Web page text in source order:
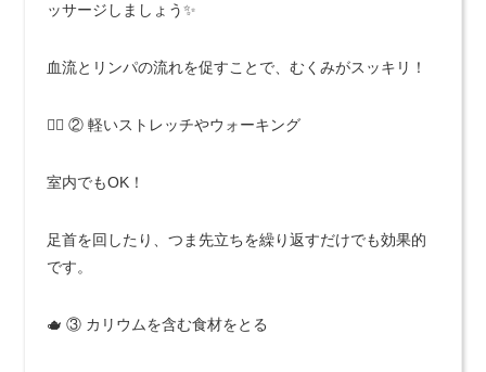
ッサージしましょう✨
血流とリンパの流れを促すことで、むくみがスッキリ！
🚶‍♀️ ② 軽いストレッチやウォーキング
室内でもOK！
足首を回したり、つま先立ちを繰り返すだけでも効果的
です。
🫖 ③ カリウムを含む食材をとる